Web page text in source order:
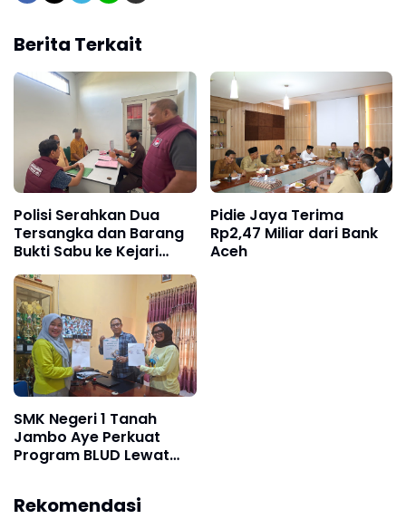
Berita Terkait
Polisi Serahkan Dua
Tersangka dan Barang
Bukti Sabu ke Kejari
Pidie Jaya
Pidie Jaya Terima
Rp2,47 Miliar dari Bank
Aceh
SMK Negeri 1 Tanah
Jambo Aye Perkuat
Program BLUD Lewat
Rekomendasi